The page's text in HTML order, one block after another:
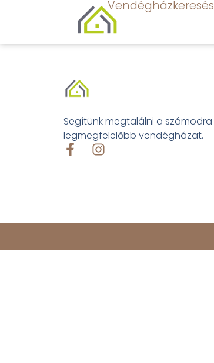
Vendégházkeresés
Segítünk megtalálni a számodra
legmegfelelőbb vendégházat.